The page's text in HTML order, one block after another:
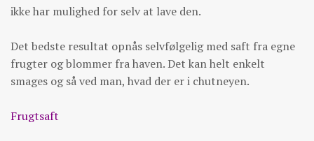
ikke har mulighed for selv at lave den.
Det bedste resultat opnås selvfølgelig med saft fra egne
frugter og blommer fra haven. Det kan helt enkelt
smages og så ved man, hvad der er i chutneyen.
Frugtsaft